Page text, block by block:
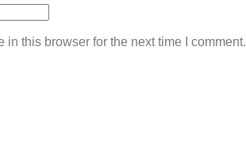
this browser for the next time I comment.